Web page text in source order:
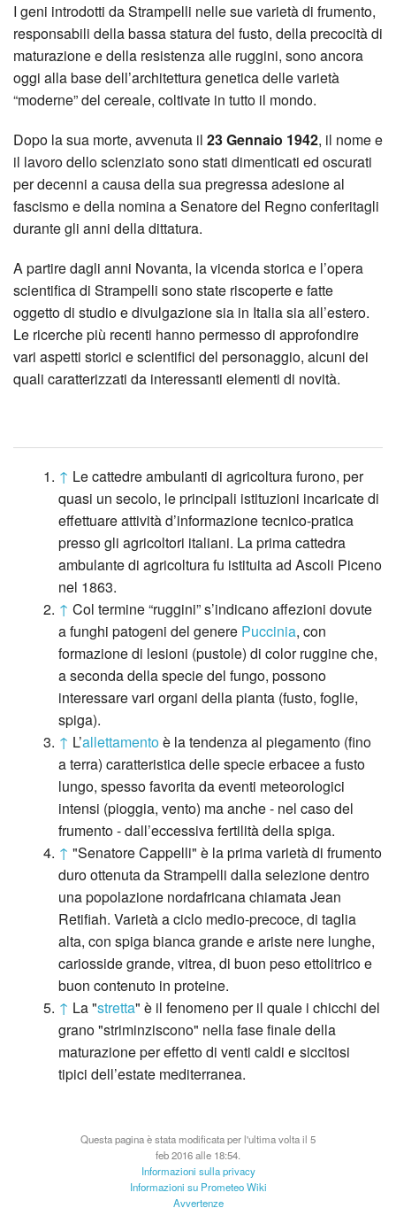
I geni introdotti da Strampelli nelle sue varietà di frumento,
responsabili della bassa statura del fusto, della precocità di
maturazione e della resistenza alle ruggini, sono ancora
oggi alla base dell’architettura genetica delle varietà
“moderne” del cereale, coltivate in tutto il mondo.
Dopo la sua morte, avvenuta il 23 Gennaio 1942, il nome e
il lavoro dello scienziato sono stati dimenticati ed oscurati
per decenni a causa della sua pregressa adesione al
fascismo e della nomina a Senatore del Regno conferitagli
durante gli anni della dittatura.
A partire dagli anni Novanta, la vicenda storica e l’opera
scientifica di Strampelli sono state riscoperte e fatte
oggetto di studio e divulgazione sia in Italia sia all’estero.
Le ricerche più recenti hanno permesso di approfondire
vari aspetti storici e scientifici del personaggio, alcuni dei
quali caratterizzati da interessanti elementi di novità.
↑ Le cattedre ambulanti di agricoltura furono, per
quasi un secolo, le principali istituzioni incaricate di
effettuare attività d’informazione tecnico-pratica
presso gli agricoltori italiani. La prima cattedra
ambulante di agricoltura fu istituita ad Ascoli Piceno
nel 1863.
↑ Col termine “ruggini” s’indicano affezioni dovute
a funghi patogeni del genere Puccinia, con
formazione di lesioni (pustole) di color ruggine che,
a seconda della specie del fungo, possono
interessare vari organi della pianta (fusto, foglie,
spiga).
↑ L’allettamentoè la tendenza al piegamento (fino
a terra) caratteristica delle specie erbacee a fusto
lungo, spesso favorita da eventi meteorologici
intensi (pioggia, vento) ma anche - nel caso del
frumento - dall’eccessiva fertilità della spiga.
↑ "Senatore Cappelli" è la prima varietà di frumento
duro ottenuta da Strampelli dalla selezione dentro
una popolazione nordafricana chiamata Jean
Retifiah. Varietà a ciclo medio-precoce, di taglia
alta, con spiga bianca grande e ariste nere lunghe,
cariosside grande, vitrea, di buon peso ettolitrico e
buon contenuto in proteine.
↑ La "stretta" è il fenomeno per il quale i chicchi del
grano "striminziscono" nella fase finale della
maturazione per effetto di venti caldi e siccitosi
tipici dell’estate mediterranea.
Questa pagina è stata modificata per l'ultima volta il 5
feb 2016 alle 18:54.
Informazioni sulla privacy
Informazioni su Prometeo Wiki
Avvertenze